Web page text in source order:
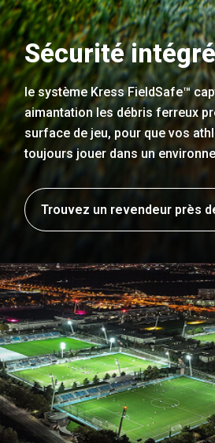
Sécurité
le système Kress FieldSafe™
aimantation les débris ferreux
surface de jeu, pour que vos
toujours jouer dans un
Trouvez un revendeur près